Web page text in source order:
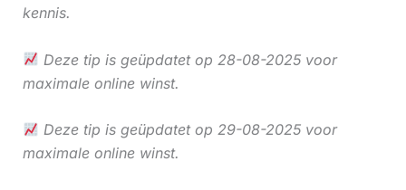
kennis.
Deze tip is geüpdatet op 28-08-2025 voor
maximale online winst.
Deze tip is geüpdatet op 29-08-2025 voor
maximale online winst.